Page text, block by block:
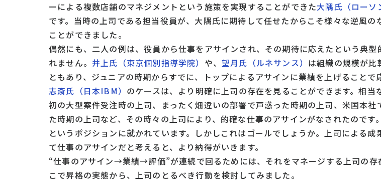
ーによる複数店舗のマネジメントという施策を実現することができた大隅氏（ローソ
です。当時の上司である担当役員が、大隅氏に期待して任せたからこそ様々な逆風の
ことができました。
偶然にも、二人の例は、役員から仕事をアサインされ、その期待に応えたという典型
れません。 井上氏（東京個別指導学院） や、望月氏（ルネサンス） は組織の規模が比
ともあり、ジュニアの時期からすでに、トップによるアサインに業績を上げることで
志斎氏（日本IBM） のケースは、より明確に上司の存在を見ることができます。相当
初の大型案件受注時の上司、まったく畑違いの部署で戸惑った時期の上司、米国本社
た時期の上司など、その時々の上司により、的確な仕事のアサインがなされたのです
というポジションに就かれています。しかしこれはゴールでしょうか。上司による成
て仕事のアサインだと考えると、より納得がいきます。
“仕事のアサイン→業績→評価”が連続で回るためには、それをマネージする上司の存
こで昇格の実態から、上司のとるべき行動を検討してみました。